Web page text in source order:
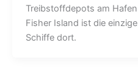
Treibstoffdepots am
Fisher Island ist die
Schiffe dort.